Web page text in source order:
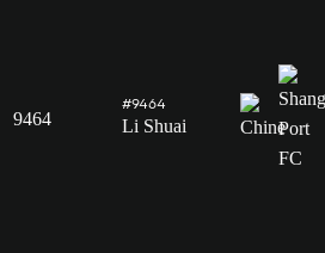
9464
#9464
Li Shuai